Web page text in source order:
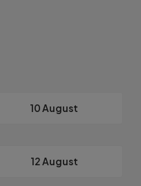
10 August
12 August